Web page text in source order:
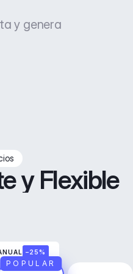
y genera
y Flexible
–25%
POPULAR